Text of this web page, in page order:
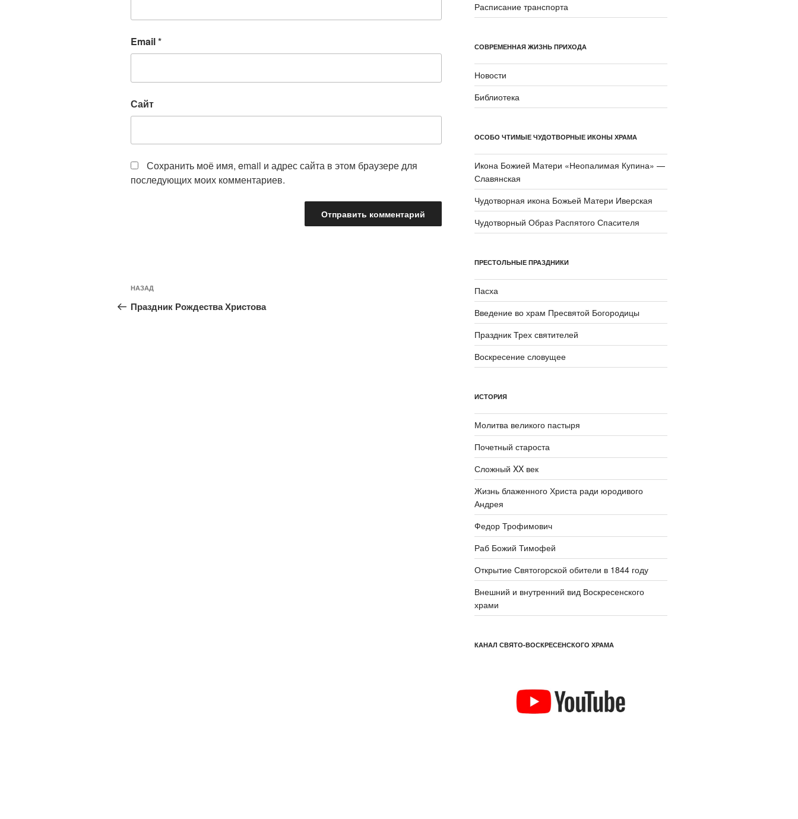
Email*
Сайт
Сохранить моё имя, email и адрес сайта в этом браузере для
последующих моих комментариев.
Навигация
по
записям
Предыдущая
запись:
НАЗАД
Праздник Рождества Христова
Расписание транспорта
СОВРЕМЕННАЯ ЖИЗНЬ ПРИХОДА
Новости
Библиотека
ОСОБО ЧТИМЫЕ ЧУДОТВОРНЫЕ ИКОНЫ ХРАМА
Икона Божией Матери «Неопали­мая Купина» —
Славянская
Чудотворная икона Божьей Матери Иверская
Чудотворный Образ Распятого Спасителя
ПРЕСТОЛЬНЫЕ ПРАЗДНИКИ
Пасха
Введение во храм Пресвятой Богородицы
Праздник Трех святителей
Воскресение словущее
ИСТОРИЯ
Молитва великого пастыря
Почетный староста
Сложный XX век
Жизнь блаженного Христа ради юродивого
Андрея
Федор Трофимович
Раб Божий Тимофей
Открытие Святогорской обители в 1844 году
Внешний и внутренний вид Воскресенского
храми
КАНАЛ СВЯТО-ВОСКРЕСЕНСКОГО ХРАМА